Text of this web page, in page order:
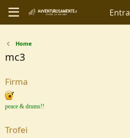
Entra
Home
mc3
Firma
peace & drums!!
Trofei